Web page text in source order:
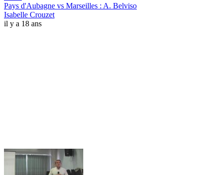
Pays d'Aubagne vs Marseilles : A. Belviso
Isabelle Crouzet
il y a 18 ans